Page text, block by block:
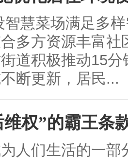
慧菜场满足多
多方资源丰富
道积极推动15
断更新，居民...
权”的霸王条
人们生活的一